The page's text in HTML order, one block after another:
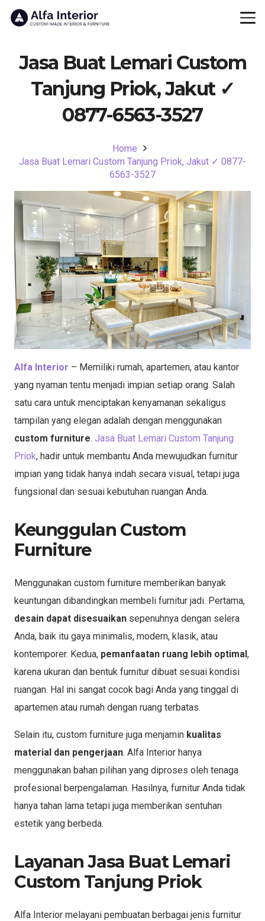
Jasa Buat Lemari Custom
Tanjung Priok, Jakut ✓
0877-6563-3527
Home
Jasa Buat Lemari Custom Tanjung Priok, Jakut ✓ 0877-
6563-3527
Alfa Interior – Memiliki rumah, apartemen, atau kantor
yang nyaman tentu menjadi impian setiap orang. Salah
satu cara untuk menciptakan kenyamanan sekaligus
tampilan yang elegan adalah dengan menggunakan
custom furniture. Jasa Buat Lemari Custom Tanjung
Priok, hadir untuk membantu Anda mewujudkan furnitur
impian yang tidak hanya indah secara visual, tetapi juga
fungsional dan sesuai kebutuhan ruangan Anda.
Keunggulan Custom
Furniture
Menggunakan custom furniture memberikan banyak
keuntungan dibandingkan membeli furnitur jadi. Pertama,
desain dapat disesuaikan sepenuhnya dengan selera
Anda, baik itu gaya minimalis, modern, klasik, atau
kontemporer. Kedua, pemanfaatan ruang lebih optimal,
karena ukuran dan bentuk furnitur dibuat sesuai kondisi
ruangan. Hal ini sangat cocok bagi Anda yang tinggal di
apartemen atau rumah dengan ruang terbatas.
Selain itu, custom furniture juga menjamin kualitas
material dan pengerjaan. Alfa Interior hanya
menggunakan bahan pilihan yang diproses oleh tenaga
profesional berpengalaman. Hasilnya, furnitur Anda tidak
hanya tahan lama tetapi juga memberikan sentuhan
estetik yang berbeda.
Layanan Jasa Buat Lemari
Custom Tanjung Priok
Alfa Interior melayani pembuatan berbagai jenis furnitur